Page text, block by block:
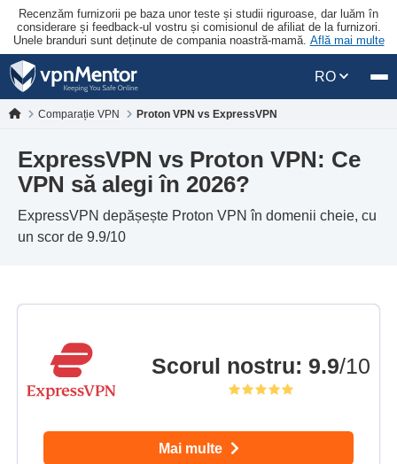
Recenzăm furnizorii pe baza unor teste și studii riguroase, dar luăm în
considerare și feedback-ul vostru și comisionul de afiliat de la furnizori.
Unele branduri sunt deținute de compania noastră-mamă. Află mai multe
RO
Comparație VPN Proton VPN vs ExpressVPN
ExpressVPN vs Proton VPN: Ce
VPN să alegi în 2026?
ExpressVPN depășește Proton VPN în domenii cheie, cu
un scor de 9.9/10
Scorul nostru: 9.9/10
Mai multe